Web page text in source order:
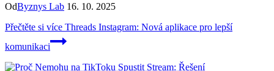
OdByznys Lab 16. 10. 2025
Přečtěte si více Threads Instagram: Nová aplikace pro lepší
komunikaci